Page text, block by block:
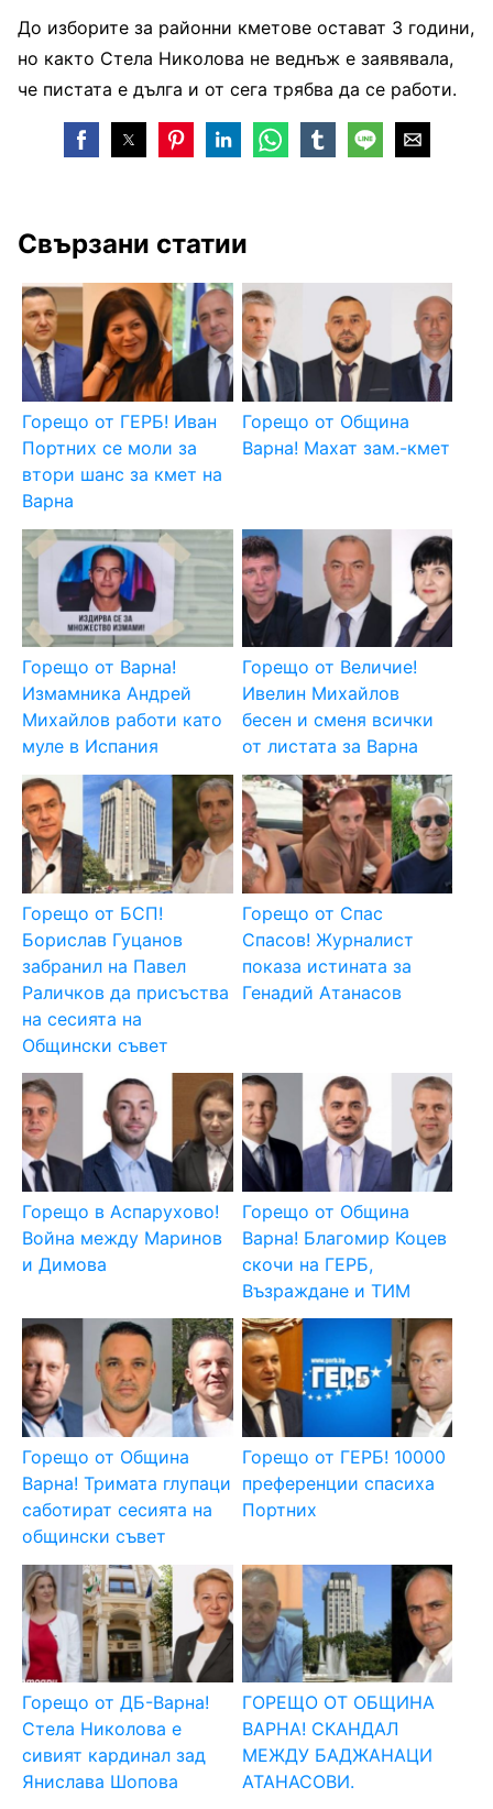
До изборите за районни кметове остават 3 години,
но както Стела Николова не веднъж е заявявала,
че пистата е дълга и от сега трябва да се работи.
Свързани статии
Горещо от ГЕРБ! Иван
Портних се моли за
втори шанс за кмет на
Варна
Горещо от Община
Варна! Махат зам.-кмет
Горещо от Варна!
Измамника Андрей
Михайлов работи като
муле в Испания
Горещо от Величие!
Ивелин Михайлов
бесен и сменя всички
от листата за Варна
Горещо от БСП!
Борислав Гуцанов
забранил на Павел
Раличков да присъства
на сесията на
Общински съвет
Горещо от Спас
Спасов! Журналист
показа истината за
Генадий Атанасов
Горещо в Аспарухово!
Война между Маринов
и Димова
Горещо от Община
Варна! Благомир Коцев
скочи на ГЕРБ,
Възраждане и ТИМ
Горещо от Община
Варна! Тримата глупаци
саботират сесията на
общински съвет
Горещо от ГЕРБ! 10000
преференции спасиха
Портних
Горещо от ДБ-Варна!
Стела Николова е
сивият кардинал зад
Янислава Шопова
ГОРЕЩО ОТ ОБЩИНА
ВАРНА! СКАНДАЛ
МЕЖДУ БАДЖАНАЦИ
АТАНАСОВИ.